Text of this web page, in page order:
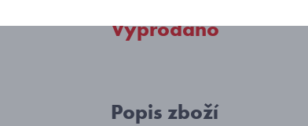
Vyprodáno
Popis zboží